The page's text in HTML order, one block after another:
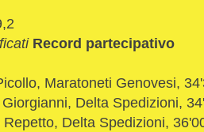
Record partecipativo
Maratoneti Genovesi,
Giorgianni, Delta Spedizioni,
Repetto, Delta Spedizioni,